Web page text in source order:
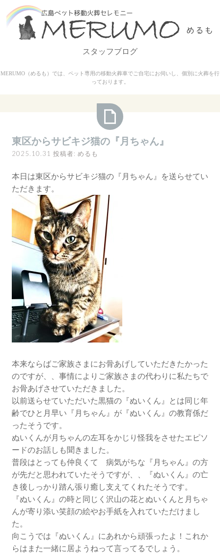
ン
スタッフブログ
MERUMO（めるも）では、ペット専用の移動火葬車でご自宅にお伺いし、個別に火葬を行
っております。
東
区
ら
ビ
キ
ジ
猫
の
『月
ち
ゃ
ん』
東区からサビキジ猫の『月ちゃん』
2025.10.31 投稿者: めるも
本日は東区からサビキジ猫の『月ちゃん』を送らせてい
ただきます。
本来ならばご家族さまにお骨あげしていただきたかった
のですが、、事情によりご家族さまの代わりに私たちで
お骨あげさせていただきました。
以前送らせていただいた黒猫の『ぬいくん』とは同じ年
齢でひと月早い『月ちゃん』が『ぬいくん』の教育係だ
ったそうです。
ぬいくんが月ちゃんの左耳をかじり怪我をさせたエピソ
ードのお話しも聞きました。
普段はとっても仲良くて 病気がちな『月ちゃん』の方
が先だと思われていたそうですが、、『ぬいくん』の亡
き後しっかり踏ん張り癒し支えてくれたそうです。
『ぬいくん』の時と同じく沢山の花とぬいくんと月ちゃ
んが寄り添い笑顔の絵やお手紙を入れていただけまし
た。
向こうでは『ぬいくん』にあれから頑張ったよ！これか
らはまた一緒に居ようねって言ってるでしょう。